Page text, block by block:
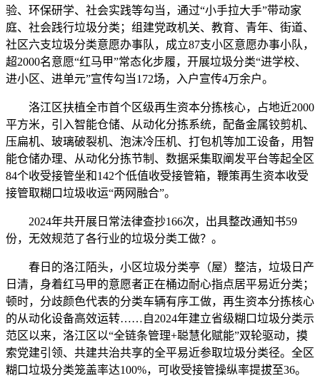
验、环保研学、社会实践等勾当，通过“小手拉大手”带动家
庭、社会践行垃圾分类；组建党政机关、教育、青年、街道、
社区六支垃圾分类意愿办事队，成立87支小区意愿办事小队，
超2000名意愿“红马甲”常态化步履，开展垃圾分类“进学校、
进小区、进单元”宣传勾当172场，入户宣传4万余户。
洛江区扶植全市首个区级再生资本分拣核心，占地近2000
平方米，引入智能仓储、从动化分拣系统，配备金属铰剪机、
压扁机、玻璃破裂机、泡沫冷压机、打包机等加工设备，用智
能仓储办理、从动化分拣节制、数据采集取阐发平台等起全区
84个收受接管坐和142个低值收受接管箱，鞭策再生资本收受
接管取糊口垃圾收运“两网融合”。
2024年共开展日常法律查抄166次，出具整改通知书59
份，无效规范了各行业的垃圾分类工做？。
春日的洛江陌头，小区垃圾分类亭（屋）整洁，垃圾日产
日清，身着红马甲的意愿者正在桶边耐心指点居平易近分类；
顿时，分歧颜色代表的分类车辆有序工做，再生资本分拣核心
的从动化设备高效运转……自2024年建立省级糊口垃圾分类示
范区以来，洛江区以“全链条管理+聪慧化赋能”双轮驱动，摸
索党建引领、共建共治共享的全平易近参取垃圾分类径。全区
糊口垃圾分类笼盖率达100%，可收受接管操纵率提拔至36。